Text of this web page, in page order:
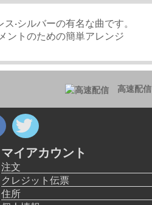
·シルバーの有名な曲です。
ントのための簡単​​アレンジ
高速配信
マイアカウント
注文
クレジット伝票
住所